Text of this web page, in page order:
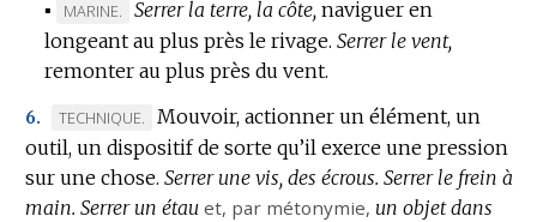
▪
MARQUE
DE
DOMAINE
MARINE. Serrer la terre, la côte, naviguer en
longeant au plus près le rivage. Serrer le vent,
remonter au plus près du vent.
6.
MARQUE
DE
DOMAINE
:
TECHNIQUE.
Mouvoir, actionner un élément, un
outil, un dispositif de sorte qu’il exerce une pression
sur une chose. Serrer une vis, des écrous. Serrer le frein à
main. Serrer un étau et, par métonymie, un objet dans